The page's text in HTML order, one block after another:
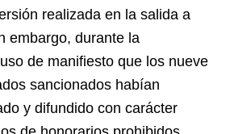
realizada en la salida a
embargo, durante la
de manifiesto que los nueve
sancionados habían
y difundido con carácter